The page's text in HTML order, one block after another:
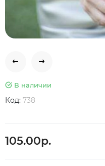
В наличии
Код: 738
105.00р.